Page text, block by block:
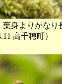
身よりかなり
高千穂町）